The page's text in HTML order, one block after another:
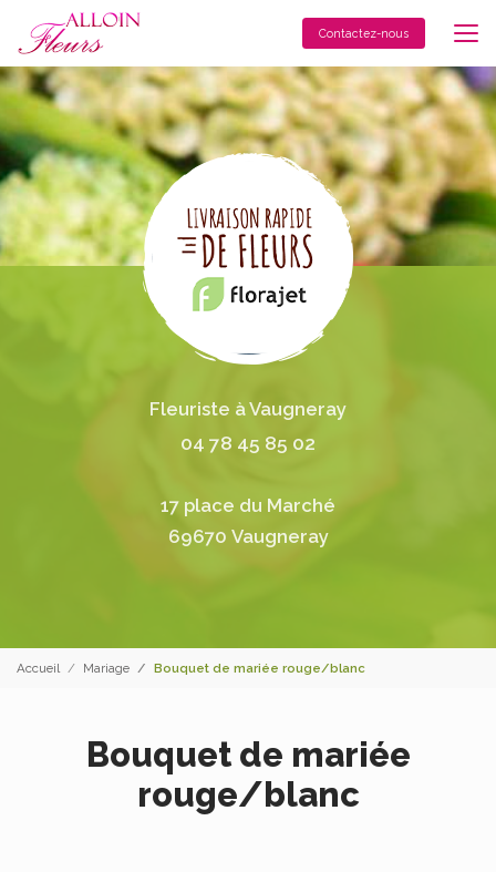
contenu
principal
Contactez-nous
Fleuriste à Vaugneray
04 78 45 85 02
17 place du Marché
69670 Vaugneray
Accueil Mariage Bouquet de mariée rouge/blanc
Bouquet de mariée
rouge/blanc